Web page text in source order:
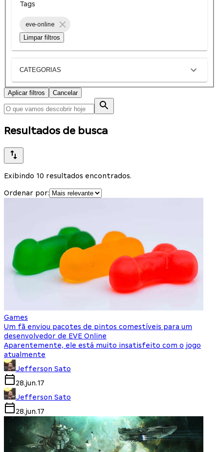
Tags
eve-online
Limpar filtros
CATEGORIAS
Aplicar filtros Cancelar
Resultados de busca
Exibindo 10 resultados encontrados.
Ordenar por:
Games
Um fã enviou pacotes de pintos comestíveis para um
desenvolvedor de EVE Online
Aparentemente, ele está muito insatisfeito com o jogo
atualmente
Jefferson Sato
28.jun.17
Jefferson Sato
28.jun.17